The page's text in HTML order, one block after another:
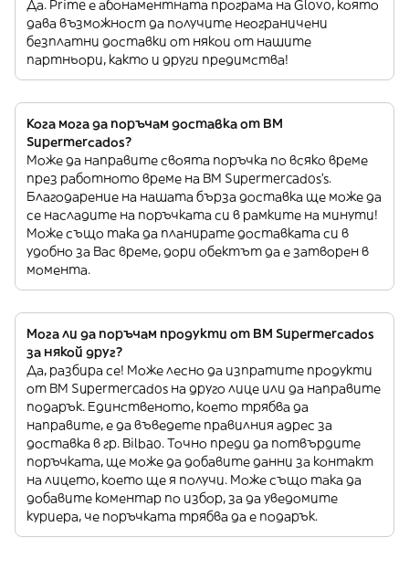
Да. Prime е абонаментната програма на Glovo, която
дава възможност да получите неограничени
безплатни доставки от някои от нашите
партньори, както и други предимства!
Кога мога да поръчам доставка от BM
Supermercados?
Може да направите своята поръчка по всяко време
през работното време на BM Supermercados’s.
Благодарение на нашата бърза доставка ще може да
се насладите на поръчката си в рамките на минути!
Може също така да планирате доставката си в
удобно за Вас време, дори обектът да е затворен в
момента.
Мога ли да поръчам продукти от BM Supermercados
за някой друг?
Да, разбира се! Може лесно да изпратите продукти
от BM Supermercados на друго лице или да направите
подарък. Единственото, което трябва да
направите, е да въведете правилния адрес за
доставка в гр. Bilbao. Точно преди да потвърдите
поръчката, ще може да добавите данни за контакт
на лицето, което ще я получи. Може също така да
добавите коментар по избор, за да уведомите
куриера, че поръчката трябва да е подарък.